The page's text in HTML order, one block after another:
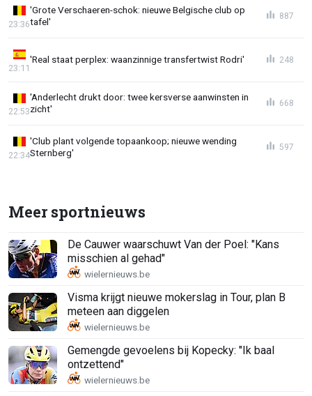
'Grote Verschaeren-schok: nieuwe Belgische club op
tafel'
23:36
887
'Real staat perplex: waanzinnige transfertwist Rodri'
23:11
248
'Anderlecht drukt door: twee kersverse aanwinsten in
zicht'
22:53
668
'Club plant volgende topaankoop; nieuwe wending
Sternberg'
22:34
597
Meer sportnieuws
De Cauwer waarschuwt Van der Poel: "Kans
misschien al gehad"
Visma krijgt nieuwe mokerslag in Tour, plan B
meteen aan diggelen
Gemengde gevoelens bij Kopecky: "Ik baal
ontzettend"